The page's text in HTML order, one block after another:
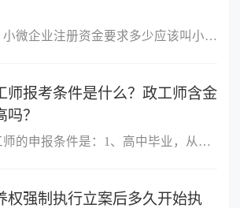
一、小微企业注册资金要求多少应该叫小微企业，小微企业的概念跟注
师报考条件是什么？政工师含金
吗？
政工师的申报条件是：1、高中毕业，从事思想政治工作三年以上;2、大
权强制执行立案后多久开始执